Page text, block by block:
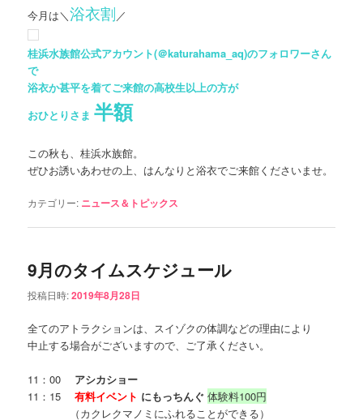
今月は＼浴衣割 ／
桂浜水族館公式アカウント(＠katurahama_aq)のフォロワーさん
で
浴衣か甚平を着てご来館の高校生以上の方が
おひとりさま半額
この秋も、桂浜水族館。
ぜひお誘いあわせの上、はんなりと浴衣でご来館くださいませ。
カテゴリー: ニュース＆トピックス
9月のタイムスケジュール
投稿日時:2019年8月28日
全てのアトラクションは、スイゾクの体調などの理由により
中止する場合がございますので、ご了承ください。
11：00 アシカショー
11：15有料イベント にもっちんぐ 体験料100円
（カクレクマノミにふれることができる）